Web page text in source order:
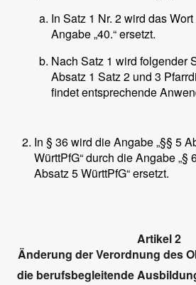
In Satz 1 Nr. 2 wird das
Angabe „40.“ ersetzt.
Nach Satz 1 wird folgender
Absatz 1 Satz 2 und 3
findet entsprechende
In § 36 wird die Angabe „§§ 5
WürttPfG“ durch die Angabe „§
Absatz 5 WürttPfG“ ersetzt.
Artikel 2
Änderung der Verordnung des
die berufsbegleitende